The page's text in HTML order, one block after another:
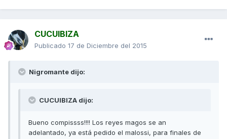
CUCUIBIZA
Publicado 17 de Diciembre del 2015
Nigromante dijo:
CUCUIBIZA dijo:
Bueno compissss!!!! Los reyes magos se an
adelantado, ya está pedido el malossi, para finales de